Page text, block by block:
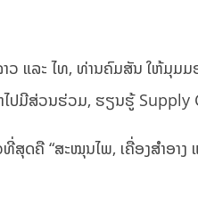
າວ ແລະ ໄທ, ທ່ານຄົມສັນ ໃຫ້
ປມີສ່ວນຮ່ວມ, ຮຽນຮູ້ Supply
ດຄື “ສະໝຸນໄພ, ເຄື່ອງສຳອາ